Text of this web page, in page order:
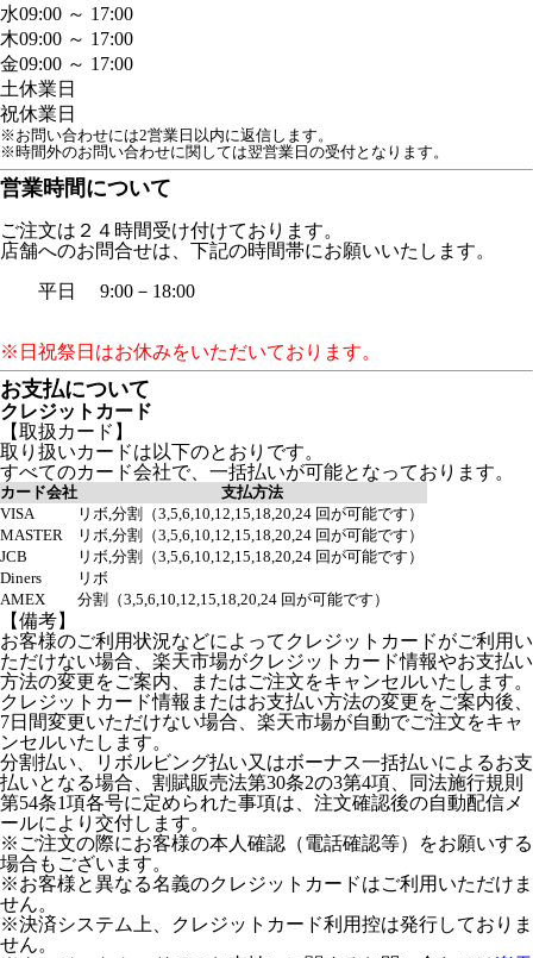
水09:00 ～ 17:00
木09:00 ～ 17:00
金09:00 ～ 17:00
土休業日
祝休業日
※お問い合わせには2営業日以内に返信します。
※時間外のお問い合わせに関しては翌営業日の受付となります。
営業時間について
ご注文は２４時間受け付けております。
店舗へのお問合せは、下記の時間帯にお願いいたします。
平日 9:00－18:00
※日祝祭日はお休みをいただいております。
お支払について
クレジットカード
【取扱カード】
取り扱いカードは以下のとおりです。
すべてのカード会社で、一括払いが可能となっております。
カード会社
支払方法
VISA
リボ,分割（3,5,6,10,12,15,18,20,24 回が可能です）
MASTER
リボ,分割（3,5,6,10,12,15,18,20,24 回が可能です）
JCB
リボ,分割（3,5,6,10,12,15,18,20,24 回が可能です）
Diners
リボ
AMEX
分割（3,5,6,10,12,15,18,20,24 回が可能です）
【備考】
お客様のご利用状況などによってクレジットカードがご利用い
ただけない場合、楽天市場がクレジットカード情報やお支払い
方法の変更をご案内、またはご注文をキャンセルいたします。
クレジットカード情報またはお支払い方法の変更をご案内後、
7日間変更いただけない場合、楽天市場が自動でご注文をキャ
ンセルいたします。
分割払い、リボルビング払い又はボーナス一括払いによるお支
払いとなる場合、割賦販売法第30条2の3第4項、同法施行規則
第54条1項各号に定められた事項は、注文確認後の自動配信メ
ールにより交付します。
※ご注文の際にお客様の本人確認（電話確認等）をお願いする
場合もございます。
※お客様と異なる名義のクレジットカードはご利用いただけま
せん。
※決済システム上、クレジットカード利用控は発行しておりま
せん。